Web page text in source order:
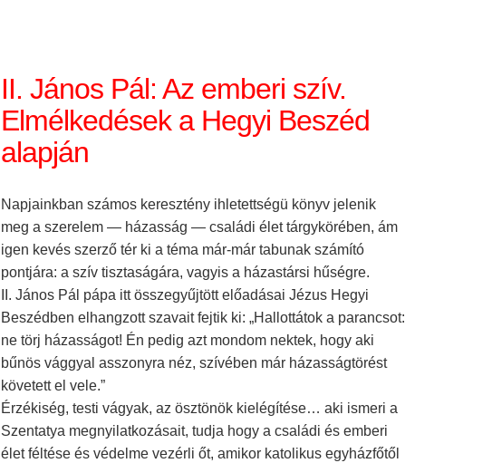
II. János Pál: Az emberi szív.
Elmélkedések a Hegyi Beszéd
alapján
Napjainkban számos keresztény ihletettségü könyv jelenik
meg a szerelem — házasság — családi élet tárgykörében, ám
igen kevés szerző tér ki a téma már-már tabunak számító
pontjára: a szív tisztaságára, vagyis a házastársi hűségre.
II. János Pál pápa itt összegyűjtött előadásai Jézus Hegyi
Beszédben elhangzott szavait fejtik ki: „Hallottátok a parancsot:
ne törj házasságot! Én pedig azt mondom nektek, hogy aki
bűnös vággyal asszonyra néz, szívében már házasságtörést
követett el vele.”
Érzékiség, testi vágyak, az ösztönök kielégítése… aki ismeri a
Szentatya megnyilatkozásait, tudja hogy a családi és emberi
élet féltése és védelme vezérli őt, amikor katolikus egyházfőtől